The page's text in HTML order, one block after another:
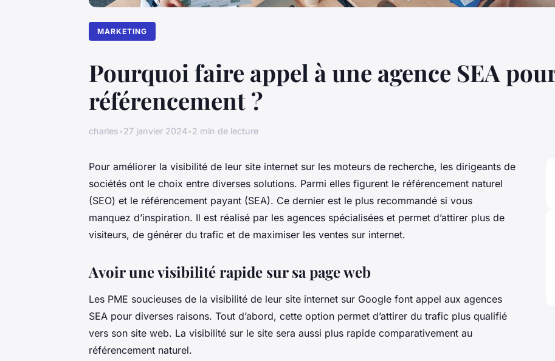
MARKETING
Pourquoi faire appel à une agence SEA
référencement ?
charles•27 janvier 2024•2 min de lecture
Pour améliorer la visibilité de leur site internet sur les moteurs de recherche, les dirigeants de
sociétés ont le choix entre diverses solutions. Parmi elles figurent le référencement naturel
(SEO) et le référencement payant (SEA). Ce dernier est le plus recommandé si vous
manquez d’inspiration. Il est réalisé par les agences spécialisées et permet d’attirer plus de
visiteurs, de générer du trafic et de maximiser les ventes sur internet.
Avoir une visibilité rapide sur sa page web
Les PME soucieuses de la visibilité de leur site internet sur Google font appel aux agences
SEA pour diverses raisons. Tout d’abord, cette option permet d’attirer du trafic plus qualifié
vers son site web. La visibilité sur le site sera aussi plus rapide comparativement au
référencement naturel.